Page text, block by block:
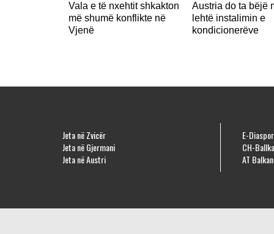
Vala e të nxehtit shkakton
më shumë konflikte në
Vjenë
Austria do ta bëjë
lehtë instalimin e
kondicionerëve
Jeta në Zvicër
Jeta në Gjermani
Jeta në Austri
E-
CH-
AT